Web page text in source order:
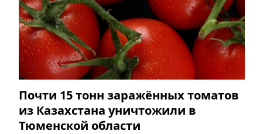
Почти 15 тонн заражённых томатов
из Казахстана уничтожили в
Тюменской области